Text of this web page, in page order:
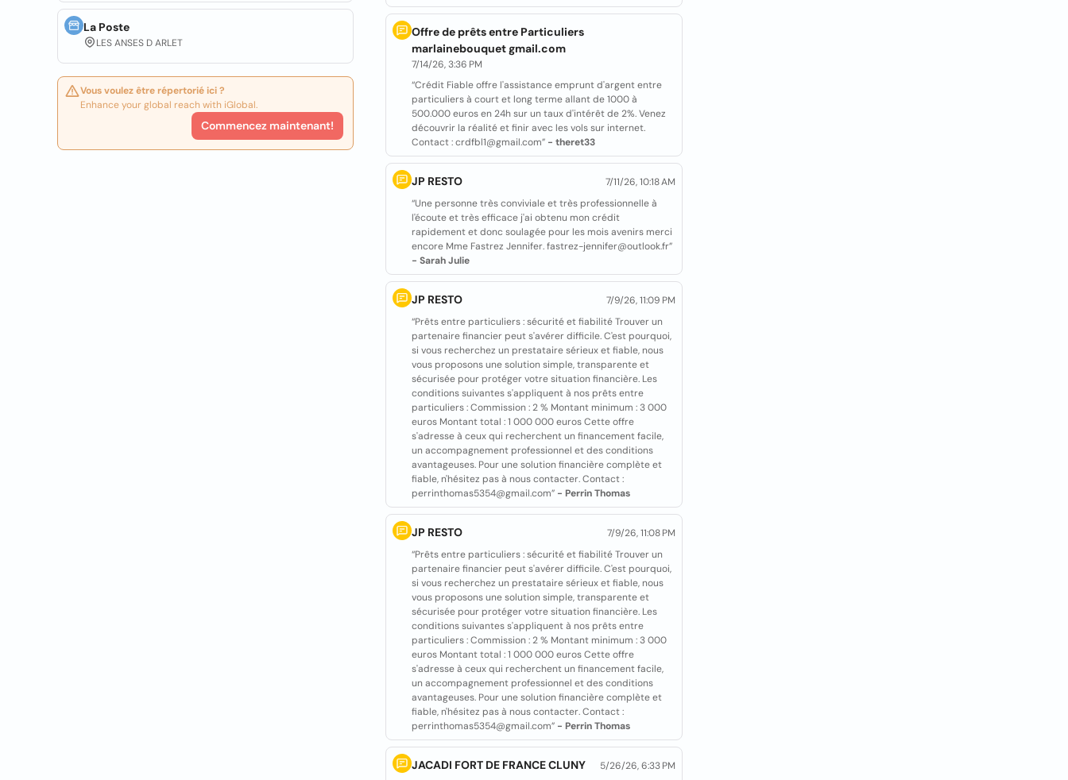
La Poste
LES ANSES D ARLET
Vous voulez être répertorié ici ?
Enhance your global reach with iGlobal.
Commencez maintenant!
Offre de prêts entre Particuliers
marlainebouquet gmail.com
7/14/26, 3:36 PM
“Crédit Fiable offre l'assistance emprunt d'argent entre
particuliers à court et long terme allant de 1000 à
500.000 euros en 24h sur un taux d'intérêt de 2%. Venez
découvrir la réalité et finir avec les vols sur internet.
Contact : crdfbl1@gmail.com” - theret33
JP RESTO
7/11/26, 10:18 AM
“Une personne très conviviale et très professionnelle à
l'écoute et très efficace j'ai obtenu mon crédit
rapidement et donc soulagée pour les mois avenirs merci
encore Mme Fastrez Jennifer. fastrez-jennifer@outlook.fr”
- Sarah Julie
JP RESTO
7/9/26, 11:09 PM
“Prêts entre particuliers : sécurité et fiabilité Trouver un
partenaire financier peut s'avérer difficile. C'est pourquoi,
si vous recherchez un prestataire sérieux et fiable, nous
vous proposons une solution simple, transparente et
sécurisée pour protéger votre situation financière. Les
conditions suivantes s'appliquent à nos prêts entre
particuliers : Commission : 2 % Montant minimum : 3 000
euros Montant total : 1 000 000 euros Cette offre
s'adresse à ceux qui recherchent un financement facile,
un accompagnement professionnel et des conditions
avantageuses. Pour une solution financière complète et
fiable, n'hésitez pas à nous contacter. Contact :
perrinthomas5354@gmail.com” - Perrin Thomas
JP RESTO
7/9/26, 11:08 PM
“Prêts entre particuliers : sécurité et fiabilité Trouver un
partenaire financier peut s'avérer difficile. C'est pourquoi,
si vous recherchez un prestataire sérieux et fiable, nous
vous proposons une solution simple, transparente et
sécurisée pour protéger votre situation financière. Les
conditions suivantes s'appliquent à nos prêts entre
particuliers : Commission : 2 % Montant minimum : 3 000
euros Montant total : 1 000 000 euros Cette offre
s'adresse à ceux qui recherchent un financement facile,
un accompagnement professionnel et des conditions
avantageuses. Pour une solution financière complète et
fiable, n'hésitez pas à nous contacter. Contact :
perrinthomas5354@gmail.com” - Perrin Thomas
JACADI FORT DE FRANCE CLUNY
5/26/26, 6:33 PM